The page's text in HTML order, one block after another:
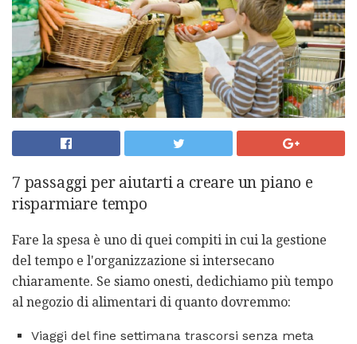
7 passaggi per aiutarti a creare un piano e
risparmiare tempo
Fare la spesa è uno di quei compiti in cui la gestione
del tempo e l'organizzazione si intersecano
chiaramente. Se siamo onesti, dedichiamo più tempo
al negozio di alimentari di quanto dovremmo:
Viaggi del fine settimana trascorsi senza meta